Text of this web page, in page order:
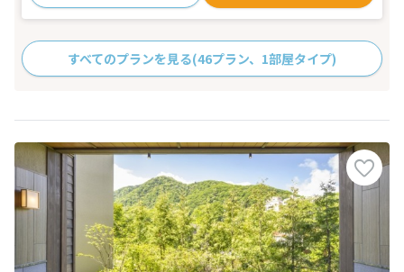
すべてのプランを見る(46プラン、1部屋タイプ)